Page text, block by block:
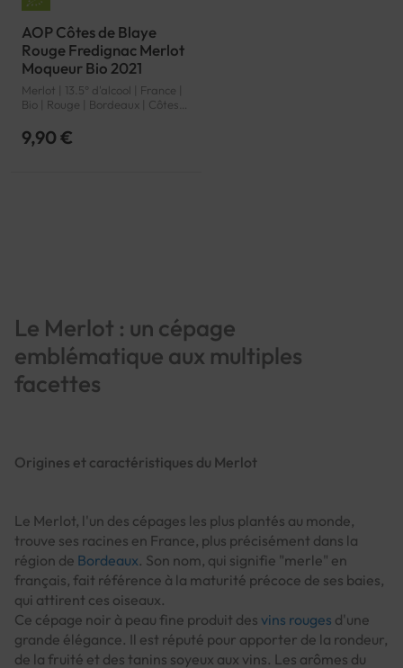
AOP Côtes de Blaye
Rouge Fredignac Merlot
Moqueur Bio 2021
Merlot | 13.5° d'alcool | France |
Bio | Rouge | Bordeaux | Côtes
9,90 €
Le Merlot : un cépage
emblématique aux multiples
facettes
Origines et caractéristiques du Merlot
Le Merlot, l'un des cépages les plus plantés au monde,
trouve ses racines en France, plus précisément dans la
région de Bordeaux. Son nom, qui signifie "merle" en
français, fait référence à la maturité précoce de ses baies,
qui attirent ces oiseaux.
Ce cépage noir à peau fine produit des vins rouges d'une
grande élégance. Il est réputé pour apporter de la rondeur,
de la fruité et des tanins soyeux aux vins. Les arômes du